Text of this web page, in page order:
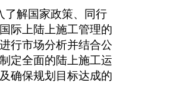
了解国家政策、同行
际上陆上施工管理的
行市场分析并结合公
定全面的陆上施工运
确保规划目标达成的